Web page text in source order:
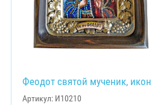
Феодот святой мученик,
Артикул: И10210